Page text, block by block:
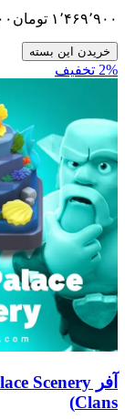
تومان۱٬۴۴۲٬۹۰۰
بسته